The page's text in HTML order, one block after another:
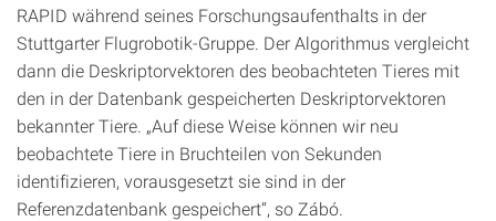
RAPID während seines Forschungsaufenthalts in der
Stuttgarter Flugrobotik-Gruppe. Der Algorithmus vergleicht
dann die Deskriptorvektoren des beobachteten Tieres mit
den in der Datenbank gespeicherten Deskriptorvektoren
bekannter Tiere. „Auf diese Weise können wir neu
beobachtete Tiere in Bruchteilen von Sekunden
identifizieren, vorausgesetzt sie sind in der
Referenzdatenbank gespeichert“, so Zábó.